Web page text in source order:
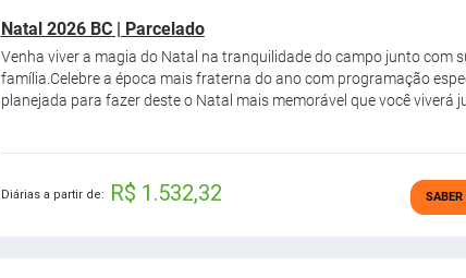
Natal 2026 BC | Parcelado
Venha viver a magia do Natal na tranquilidade do campo junto com
família.Celebre a época mais fraterna do ano com programação
planejada para fazer deste o Natal mais memorável que você viverá
Diárias a partir de: R$ 1.532,32